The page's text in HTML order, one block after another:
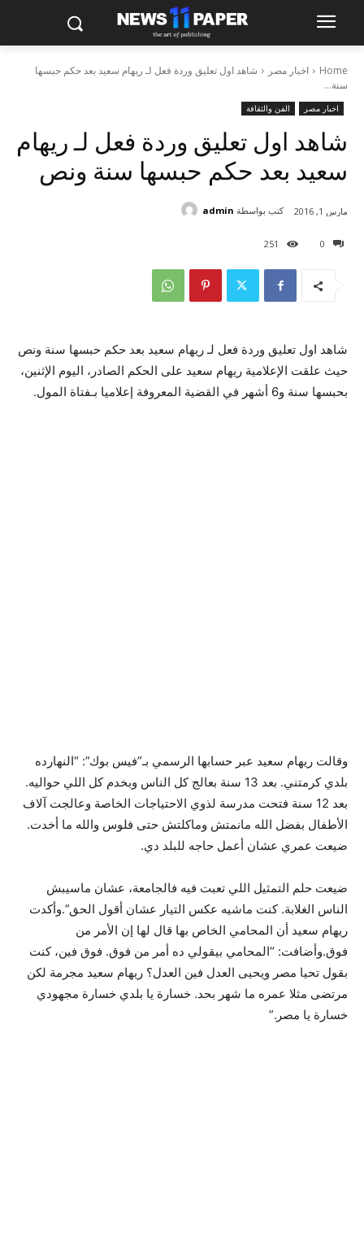
Home اخبار مصر
شاهد اول تعليق وردة فعل لـ ريهام سعيد بعد حكم حبسها
سنة...
اخبار مصر الفن والثقافة
شاهد اول تعليق وردة فعل لـ ريهام
سعيد بعد حكم حبسها سنة ونص
0
251
مارس 1, 2016 كتب بواسطة admin
شاهد اول تعليق وردة فعل لـ ريهام سعيد بعد حكم حبسها سنة ونص
حيث علقت الإعلامية ريهام سعيد على الحكم الصادر، اليوم الإثنين،
بحبسها سنة و6 أشهر في القضية المعروفة إعلاميا بـفتاة المول.
وقالت ريهام سعيد عبر حسابها الرسمي بـ”فيس بوك”: “النهارده
بلدي كرمتني. بعد 13 سنة بعالج كل الناس وبخدم كل اللي حواليه.
بعد 12 سنة فتحت مدرسة لذوي الاحتياجات الخاصة وعالجت آلاف
الأطفال بفضل الله مانمتش وماكلتش حتى فلوس والله ما أخدت.
ضيعت عمري عشان أعمل حاجه للبلد دي.
ضيعت حلم التمثيل اللي تعبت فيه فالجامعة، عشان ماسيبش
الناس الغلابة. كنت ماشيه عكس التيار عشان أقول الحق”.وأكدت
ريهام سعيد أن المحامي الخاص بها قال لها إن الأمر من
فوق.وأضافت: “المحامي بيقولي ده أمر من فوق. فوق فين، كنت
بقول تحيا مصر ويحيى العدل فين العدل؟ ريهام سعيد مجرمة لكن
مرتضى مثلا عمره ما شهر بحد. خسارة يا بلدي خسارة مجهودي
خسارة يا مصر.”